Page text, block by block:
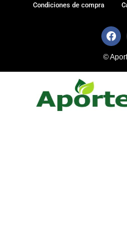
Condiciones de compra
F
a
e
b
o
k
©